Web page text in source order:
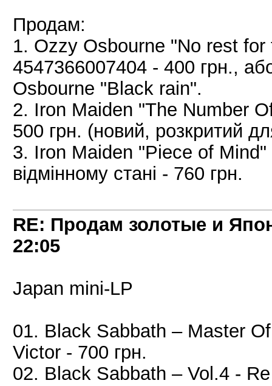
Продам:
1. Ozzy Osbourne "No rest
4547366007404 - 400 грн.,
Osbourne "Black rain".
2. Iron Maiden "The Number
500 грн. (новий, розкритий
3. Iron Maiden "Piece of
відмінному стані - 760 грн.
RE: Продам золотые и
22:05
Japan mini-LP
01. Black Sabbath – Master
Victor - 700 грн.
02. Black Sabbath – Vol.4 -